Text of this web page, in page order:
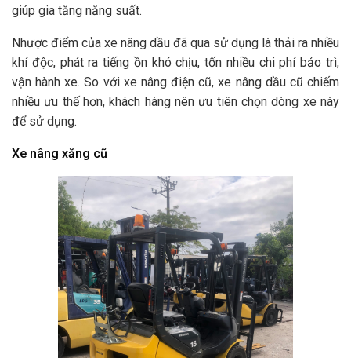
giúp gia tăng năng suất.
Nhược điểm của xe nâng dầu đã qua sử dụng là thải ra nhiều
khí độc, phát ra tiếng ồn khó chịu, tốn nhiều chi phí bảo trì,
vận hành xe. So với xe nâng điện cũ, xe nâng dầu cũ chiếm
nhiều ưu thế hơn, khách hàng nên ưu tiên chọn dòng xe này
để sử dụng.
Xe nâng xăng cũ